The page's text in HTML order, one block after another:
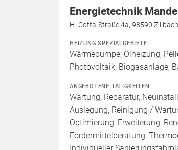
Energietechnik Mandel
H.-Cotta-Straße 4a, 98590
HEIZUNG SPEZIALGEBIETE
Wärmepumpe, Ölheizung,
Photovoltaik, Biogasanlage,
ANGEBOTENE TÄTIGKEITEN
Wartung, Reparatur,
Auslegung, Reinigung /
Optimierung, Erweiterung,
Fördermittelberatung,